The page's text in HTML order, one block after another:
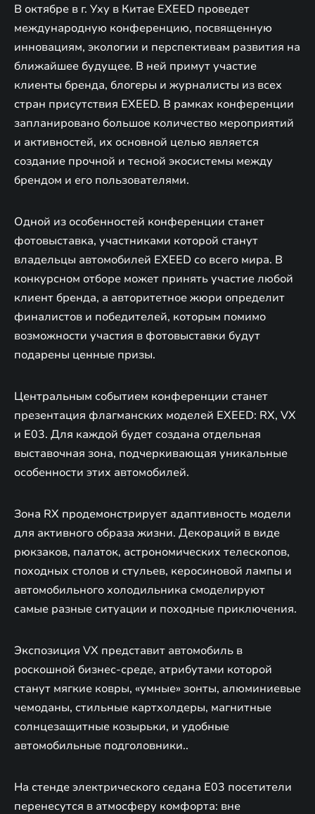
В октябре в г. Уху в Китае EXEED проведет
международную конференцию, посвященную
инновациям, экологии и перспективам развития на
ближайшее будущее. В ней примут участие
клиенты бренда, блогеры и журналисты из всех
стран присутствия EXEED. В рамках конференции
запланировано большое количество мероприятий
и активностей, их основной целью является
создание прочной и тесной экосистемы между
брендом и его пользователями.
Одной из особенностей конференции станет
фотовыставка, участниками которой станут
владельцы автомобилей EXEED со всего мира. В
конкурсном отборе может принять участие любой
клиент бренда, а авторитетное жюри определит
финалистов и победителей, которым помимо
возможности участия в фотовыставки будут
подарены ценные призы.
Центральным событием конференции станет
презентация флагманских моделей EXEED: RX, VX
и E03. Для каждой будет создана отдельная
выставочная зона, подчеркивающая уникальные
особенности этих автомобилей.
Зона RX продемонстрирует адаптивность модели
для активного образа жизни. Декораций в виде
рюкзаков, палаток, астрономических телескопов,
походных столов и стульев, керосиновой лампы и
автомобильного холодильника смоделируют
самые разные ситуации и походные приключения.
Экспозиция VX представит автомобиль в
роскошной бизнес-среде, атрибутами которой
станут мягкие ковры, «умные» зонты, алюминиевые
чемоданы, стильные картхолдеры, магнитные
солнцезащитные козырьки, и удобные
автомобильные подголовники..
На стенде электрического седана E03 посетители
перенесутся в атмосферу комфорта: вне